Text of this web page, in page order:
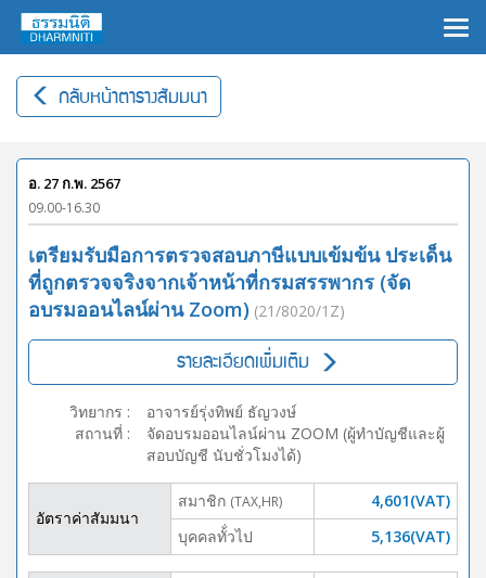
กลับหน้าตารางสัมมนา
อ. 27 ก.พ. 2567
09.00-16.30
เตรียมรับมือการตรวจสอบภาษีแบบเข้มข้น ประเด็น
ที่ถูกตรวจจริงจากเจ้าหน้าที่กรมสรรพากร (จัด
อบรมออนไลน์ผ่าน Zoom) (21/8020/1Z)
รายละเอียดเพิ่มเติม
วิทยากร :
อาจารย์รุ่งทิพย์ ธัญวงษ์
สถานที่ :
จัดอบรมออนไลน์ผ่าน ZOOM (ผู้ทำบัญชีและผู้
สอบบัญชี นับชั่วโมงได้)
อัตราค่าสัมมนา
สมาชิก (TAX,HR)
4,601(VAT)
บุคคลทั้่วไป
5,136(VAT)
×